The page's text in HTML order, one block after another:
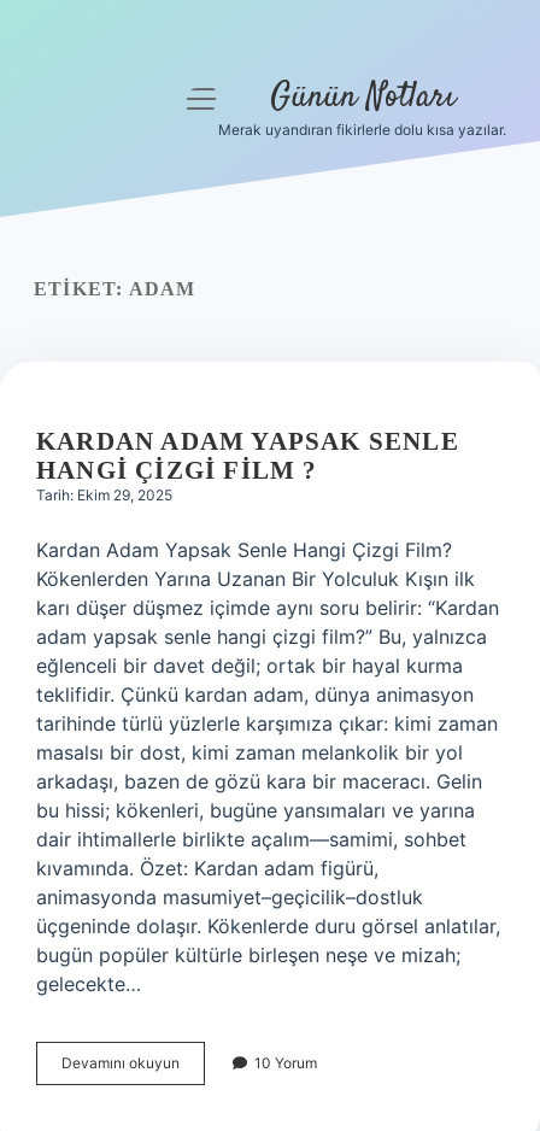
Yasal Uyarı
menüyü
Günün Notları
Merak uyandıran fikirlerle dolu kısa yazılar.
ETIKET: ADAM
KARDAN ADAM YAPSAK SENLE
HANGI ÇIZGI FILM ?
Tarih: Ekim 29, 2025
Kardan Adam Yapsak Senle Hangi Çizgi Film?
Kökenlerden Yarına Uzanan Bir Yolculuk Kışın ilk
karı düşer düşmez içimde aynı soru belirir: “Kardan
adam yapsak senle hangi çizgi film?” Bu, yalnızca
eğlenceli bir davet değil; ortak bir hayal kurma
teklifidir. Çünkü kardan adam, dünya animasyon
tarihinde türlü yüzlerle karşımıza çıkar: kimi zaman
masalsı bir dost, kimi zaman melankolik bir yol
arkadaşı, bazen de gözü kara bir maceracı. Gelin
bu hissi; kökenleri, bugüne yansımaları ve yarına
dair ihtimallerle birlikte açalım—samimi, sohbet
kıvamında. Özet: Kardan adam figürü,
animasyonda masumiyet–geçicilik–dostluk
üçgeninde dolaşır. Kökenlerde duru görsel anlatılar,
bugün popüler kültürle birleşen neşe ve mizah;
gelecekte…
Devamını okuyun
adam
10 Yorum